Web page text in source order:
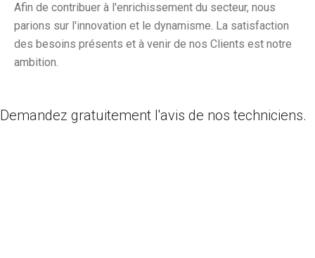
Afin de contribuer à l'enrichissement du secteur, nous
parions sur l'innovation et le dynamisme. La satisfaction
des besoins présents et à venir de nos Clients est notre
ambition.
Demandez gratuitement l'avis de nos techniciens.